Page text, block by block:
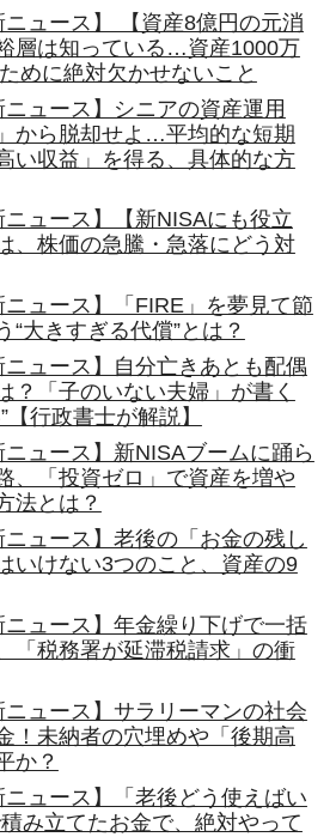
ニュース】 【資産8億円の元消
層は知っている…資産1000万
めに絶対欠かせないこと
ニュース】シニアの資産運用
から脱却せよ…平均的な短期
い収益」を得る、具体的な方
ニュース】【新NISAにも役立
、株価の急騰・急落にどう対
ニュース】「FIRE」を夢見て節
“大きすぎる代償”とは？
ニュース】自分亡きあとも配偶
？「子のいない夫婦」が書く
行政書士が解説】
ニュース】新NISAブームに踊ら
、「投資ゼロ」で資産を増や
法とは？
ニュース】老後の「お金の残し
いけない3つのこと、資産の9
ニュース】年金繰り下げで一括
「税務署が延滞税請求」の衝
ニュース】サラリーマンの社会
！未納者の穴埋めや「後期高
か？
ニュース】「老後どう使えばい
み立てたお金で、絶対やって